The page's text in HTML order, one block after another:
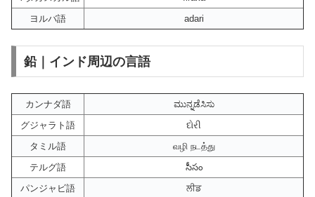
ヨルバ語
adari
鉛｜インド周辺の言語
カンナダ語
ಮುನ್ನಡೆಸಿಸು
グジャラト語
દોરી
タミル語
வழி நடத்து
テルグ語
సీసం
パンジャビ語
ਲੀਡ